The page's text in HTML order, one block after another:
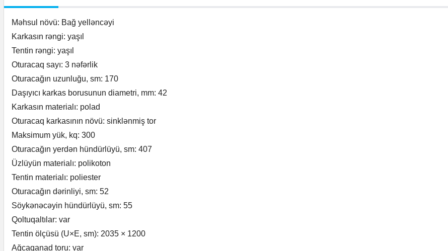
Məhsul növü: Bağ yelləncəyi
Karkasın rəngi: yaşıl
Tentin rəngi: yaşıl
Oturacaq sayı: 3 nəfərlik
Oturacağın uzunluğu, sm: 170
Daşıyıcı karkas borusunun diametri, mm: 42
Karkasın materialı: polad
Oturacaq karkasının növü: sinklənmiş tor
Maksimum yük, kq: 300
Oturacağın yerdən hündürlüyü, sm: 407
Üzlüyün materialı: polikoton
Tentin materialı: poliester
Oturacağın dərinliyi, sm: 52
Söykənəcəyin hündürlüyü, sm: 55
Qoltuqaltılar: var
Tentin ölçüsü (U×E, sm): 2035 × 1200
Ağcaqanad toru: var